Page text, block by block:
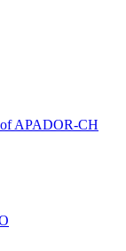
of APADOR-CH